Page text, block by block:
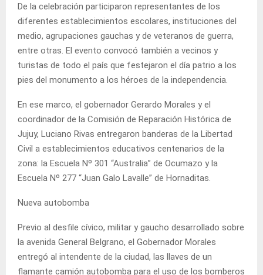
De la celebración participaron representantes de los
diferentes establecimientos escolares, instituciones del
medio, agrupaciones gauchas y de veteranos de guerra,
entre otras. El evento convocó también a vecinos y
turistas de todo el país que festejaron el día patrio a los
pies del monumento a los héroes de la independencia.
En ese marco, el gobernador Gerardo Morales y el
coordinador de la Comisión de Reparación Histórica de
Jujuy, Luciano Rivas entregaron banderas de la Libertad
Civil a establecimientos educativos centenarios de la
zona: la Escuela Nº 301 “Australia” de Ocumazo y la
Escuela Nº 277 “Juan Galo Lavalle” de Hornaditas.
Nueva autobomba
Previo al desfile cívico, militar y gaucho desarrollado sobre
la avenida General Belgrano, el Gobernador Morales
entregó al intendente de la ciudad, las llaves de un
flamante camión autobomba para el uso de los bomberos